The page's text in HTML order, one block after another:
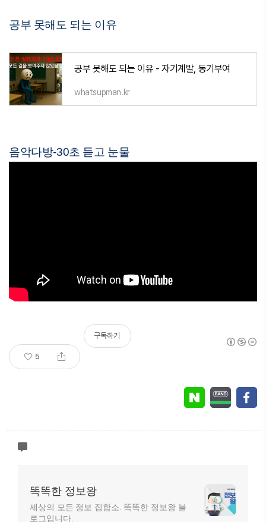
공부 못해도 되는 이유
공부 못해도 되는 이유 - 자기계발, 동기부여
whatsupman.kr
음악다방-30초 듣고 눈물
5
구독하기
똑똑한 정보왕
세상의 모든 정보 집합소. 똑똑한 정보왕 블
로그입니다.